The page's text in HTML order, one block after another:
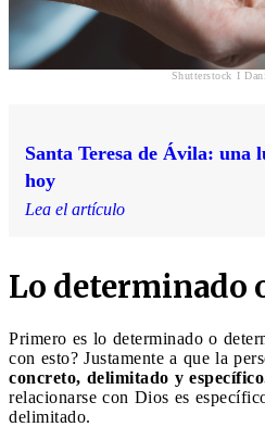
Shutterstock I
Santa Teresa de Ávila: una
hoy
Lea el artículo
Lo determinado
Primero es lo determinado o
con esto? Justamente a que la
concreto, delimitado y
relacionarse con Dios es
delimitado.